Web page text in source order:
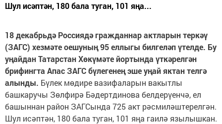
Шул исәптән, 180 бала туган, 101 яңа...
18 декабрьдә Россиядә гражданнар актларын теркәү
(ЗАГС) хезмәте оешуның 95 еллыгы билгеләп үтелде. Бу
уңайдан Татарстан Хөкүмәте йортында үткәрелгән
брифингта Апас ЗАГС бүлегенең эше уңай яктан телгә
алынды. Бүлек мөдире вазифаларын вакытлы
башкаручы Зөлфирә Бәдертдинова белдерүенчә, ел
башыннан район ЗАГСында 725 акт рәсмиләштерелгән.
Шул исәптән, 180 бала туган, 101 яңа гаилә язылышкан.